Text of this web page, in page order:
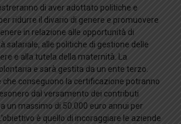
di aver adottato politiche e
ridurre il divario di genere e promuovere
in relazione alle opportunità di
salariale, alle politiche di gestione delle
e alla tutela della maternità. La
e sarà gestita da un ente terzo.
che conseguono la certificazione potranno
dal versamento dei contributi
un massimo di 50.000 euro annui per
è quello di incoraggiare le aziende